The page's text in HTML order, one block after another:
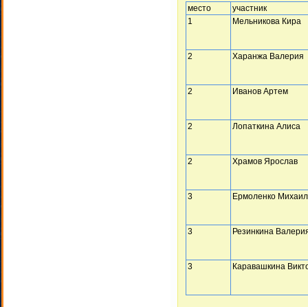
место
участник
1
Мельникова Кира
2 Харанжа Валерия
2 Иванов Артем
2 Лопаткина Алиса
2 Храмов Ярослав
3 Ермоленко Михаил
3 Резинкина
3 Каравашкина